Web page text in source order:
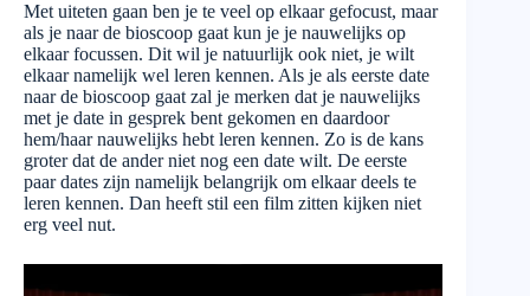
Met uiteten gaan ben je te veel op elkaar gefocust, maar
als je naar de bioscoop gaat kun je je nauwelijks op
elkaar focussen. Dit wil je natuurlijk ook niet, je wilt
elkaar namelijk wel leren kennen. Als je als eerste date
naar de bioscoop gaat zal je merken dat je nauwelijks
met je date in gesprek bent gekomen en daardoor
hem/haar nauwelijks hebt leren kennen. Zo is de kans
groter dat de ander niet nog een date wilt. De eerste
paar dates zijn namelijk belangrijk om elkaar deels te
leren kennen. Dan heeft stil een film zitten kijken niet
erg veel nut.